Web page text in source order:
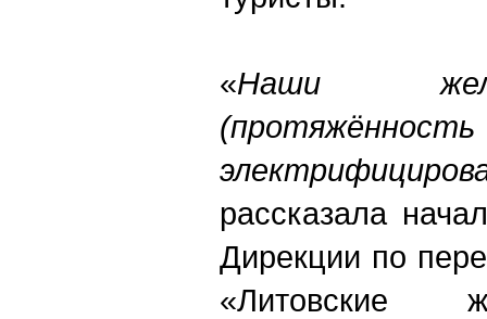
«Наши
рассказала
Дирекции по
«Литовские